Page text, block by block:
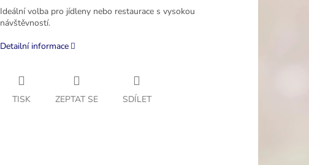
Ideální volba pro jídleny nebo restaurace s vysokou
návštěvností.
Detailní informace
TISK ZEPTAT SE SDÍLET